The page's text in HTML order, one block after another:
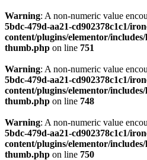
Warning: A non-numeric value
5bdc-479d-aa21-cd902378c1c1/
content/plugins/elementor/
thumb.php on line 751
Warning: A non-numeric value
5bdc-479d-aa21-cd902378c1c1/
content/plugins/elementor/
thumb.php on line 748
Warning: A non-numeric value
5bdc-479d-aa21-cd902378c1c1/
content/plugins/elementor/
thumb.php on line 750